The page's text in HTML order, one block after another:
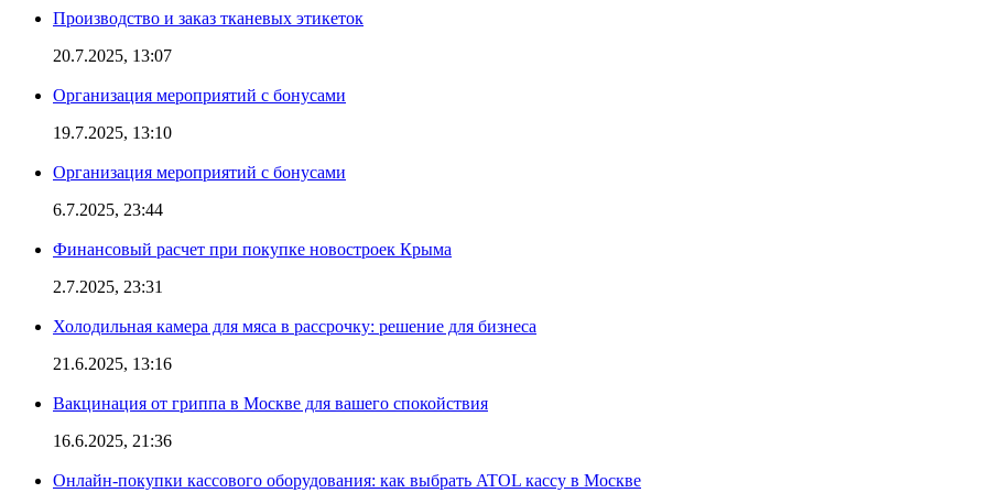
Производство и заказ тканевых этикеток
20.7.2025, 13:07
Организация мероприятий с бонусами
19.7.2025, 13:10
Организация мероприятий с бонусами
6.7.2025, 23:44
Финансовый расчет при покупке новостроек Крыма
2.7.2025, 23:31
Холодильная камера для мяса в рассрочку: решение для бизнеса
21.6.2025, 13:16
Вакцинация от гриппа в Москве для вашего спокойствия
16.6.2025, 21:36
Онлайн-покупки кассового оборудования: как выбрать ATOL кассу в Москве